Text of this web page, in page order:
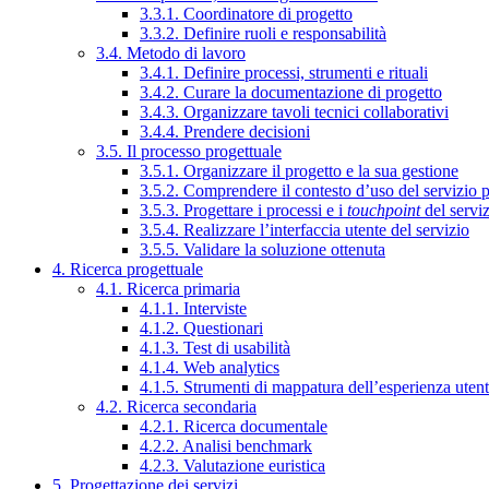
3.3.1. Coordinatore di progetto
3.3.2. Definire ruoli e responsabilità
3.4. Metodo di lavoro
3.4.1. Definire processi, strumenti e rituali
3.4.2. Curare la documentazione di progetto
3.4.3. Organizzare tavoli tecnici collaborativi
3.4.4. Prendere decisioni
3.5. Il processo progettuale
3.5.1. Organizzare il progetto e la sua gestione
3.5.2. Comprendere il contesto d’uso del servizio
3.5.3. Progettare i processi e i touchpointdel
3.5.4. Realizzare l’interfaccia utente del servizio
3.5.5. Validare la soluzione ottenuta
4. Ricerca progettuale
4.1. Ricerca primaria
4.1.1. Interviste
4.1.2. Questionari
4.1.3. Test di usabilità
4.1.4. Web analytics
4.1.5. Strumenti di mappatura dell’esperienza
4.2. Ricerca secondaria
4.2.1. Ricerca documentale
4.2.2. Analisi benchmark
4.2.3. Valutazione euristica
5. Progettazione dei servizi